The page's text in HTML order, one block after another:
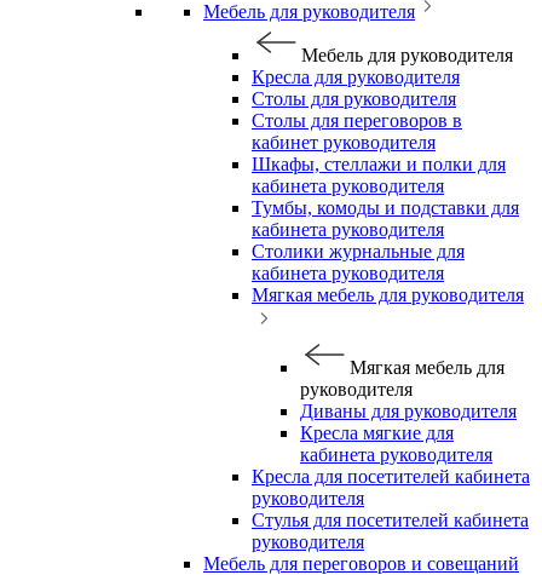
Мебель для руководителя
Мебель для руководителя
Кресла для руководителя
Столы для руководителя
Столы для переговоров в
кабинет руководителя
Шкафы, стеллажи и полки для
кабинета руководителя
Тумбы, комоды и подставки для
кабинета руководителя
Столики журнальные для
кабинета руководителя
Мягкая мебель для руководителя
Мягкая мебель для
руководителя
Диваны для руководителя
Кресла мягкие для
кабинета руководителя
Кресла для посетителей кабинета
руководителя
Стулья для посетителей кабинета
руководителя
Мебель для переговоров и совещаний